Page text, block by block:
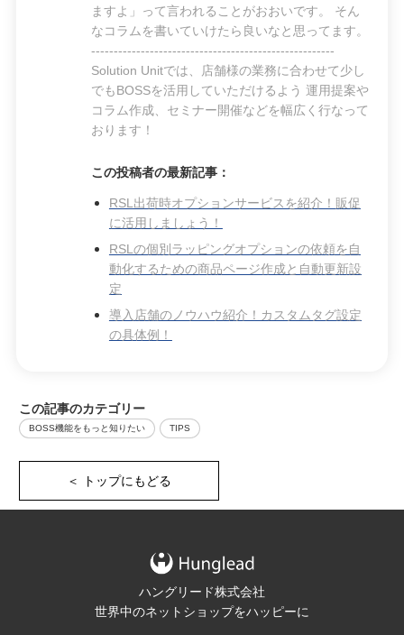
ますよ」って言われることがおおいです。 そん
なコラムを書いていけたら良いなと思ってます。
------------------------------------------------------
Solution Unitでは、店舗様の業務に合わせて少し
でもBOSSを活用していただけるよう 運用提案や
コラム作成、セミナー開催などを幅広く行なって
おります！
この投稿者の最新記事：
RSL出荷時オプションサービスを紹介！販促
に活用しましょう！
RSLの個別ラッピングオプションの依頼を自
動化するための商品ページ作成と自動更新設
定
導入店舗のノウハウ紹介！カスタムタグ設定
の具体例！
この記事のカテゴリー
BOSS機能をもっと知りたい TIPS
＜ トップにもどる
ハングリード株式会社
世界中のネットショップをハッピーに